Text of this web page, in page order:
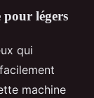
légers
qui
machine